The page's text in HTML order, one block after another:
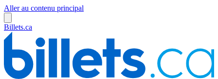
Aller au contenu principal
Billets.ca